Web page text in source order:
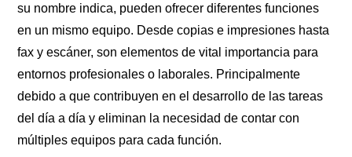
su nombre indica, pueden ofrecer diferentes funciones
en un mismo equipo. Desde copias e impresiones hasta
fax y escáner, son elementos de vital importancia para
entornos profesionales o laborales. Principalmente
debido a que contribuyen en el desarrollo de las tareas
del día a día y eliminan la necesidad de contar con
múltiples equipos para cada función.